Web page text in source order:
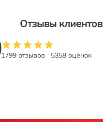
Отзывы клиентов
1799 отзывов 5358 оценок